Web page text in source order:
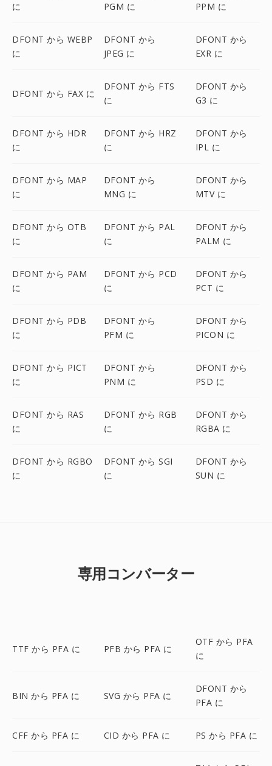
に
PGM に
PPM に
DFONT から WEBP
に
DFONT から
JPEG に
DFONT から
EXR に
DFONT から FAX に
DFONT から FTS
に
DFONT から
G3 に
DFONT から HDR
に
DFONT から HRZ
に
DFONT から
IPL に
DFONT から MAP
に
DFONT から
MNG に
DFONT から
MTV に
DFONT から OTB
に
DFONT から PAL
に
DFONT から
PALM に
DFONT から PAM
に
DFONT から PCD
に
DFONT から
PCT に
DFONT から PDB
に
DFONT から
PFM に
DFONT から
PICON に
DFONT から PICT
に
DFONT から
PNM に
DFONT から
PSD に
DFONT から RAS
に
DFONT から RGB
に
DFONT から
RGBA に
DFONT から RGBO
に
DFONT から SGI
に
DFONT から
SUN に
専用コンバーター
TTF から PFA に PFB から PFA に
OTF から PFA
に
BIN から PFA に SVG から PFA に
DFONT から
PFA に
CFF から PFA に CID から PFA に PS から PFA に